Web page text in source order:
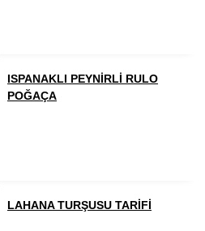
ISPANAKLI PEYNİRLİ RULO
POĞAÇA
LAHANA TURŞUSU TARİFİ